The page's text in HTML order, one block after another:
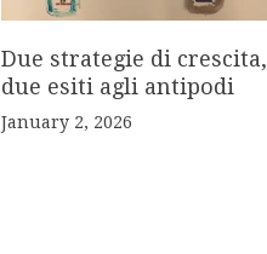
Due strategie di crescita,
due esiti agli antipodi
January 2, 2026